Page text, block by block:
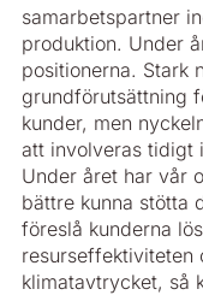
samarbetspartner
produktion. Under
positionerna. Stark
grundförutsättning
kunder, men
att involveras tidigt
Under året har vår
bättre kunna stötta
föreslå kunderna
resurseffektiviteten
klimatavtrycket, så